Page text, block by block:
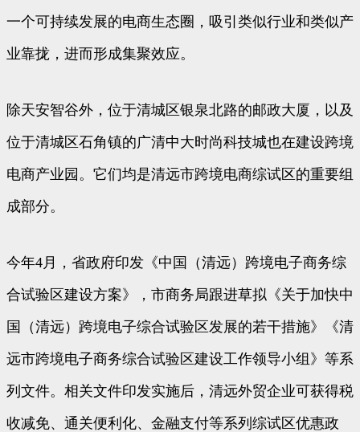
一个可持续发展的电商生态圈，吸引类似行业和类似产
业靠拢，进而形成集聚效应。
除天安智谷外，位于清城区银泉北路的邮政大厦，以及
位于清城区石角镇的广清中大时尚科技城也在建设跨境
电商产业园。它们均是清远市跨境电商综试区的重要组
成部分。
今年4月，省政府印发《中国（清远）跨境电子商务综
合试验区建设方案》，市商务局跟进草拟《关于加快中
国（清远）跨境电子综合试验区发展的若干措施》《清
远市跨境电子商务综合试验区建设工作领导小组》等系
列文件。相关文件印发实施后，清远外贸企业可获得税
收减免、通关便利化、金融支付等系列综试区优惠政